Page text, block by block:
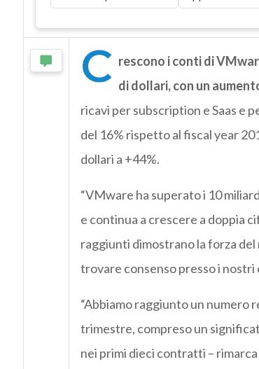
C rescono i conti di
di dollari, con un
ricavi per subscription e Saas e
del 16% rispetto al fiscal year
dollari a +44%.
“VMware ha superato i 10
e continua a crescere a doppia
raggiunti dimostrano la forza
trovare consenso presso i nostri
“Abbiamo raggiunto un numero
trimestre, compreso un
nei primi dieci contratti – rimarca